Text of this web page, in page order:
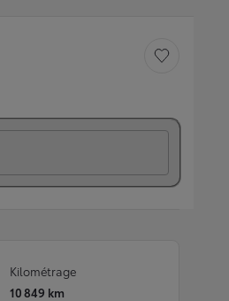
Sauvegarder le
Kilométrage
10 849 km